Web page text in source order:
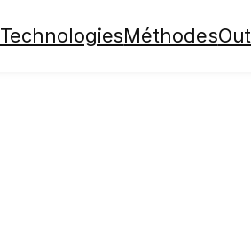
TechnologiesMéthodes